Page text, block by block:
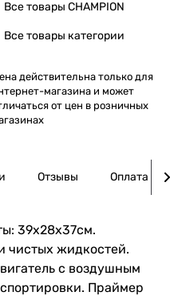
Все товары CHAMPION
Все товары категории
действительна только для
магазина и может
от цен в розничных
Отзывы Оплата
39х28х37см.
чистых жидкостей.
с воздушным
Праймер